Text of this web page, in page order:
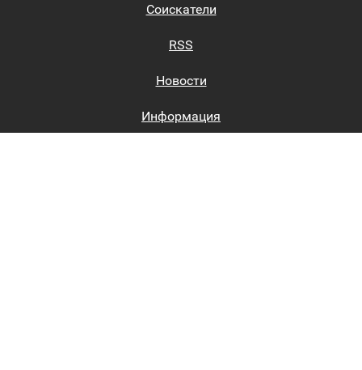
Соискатели
RSS
Новости
Информация